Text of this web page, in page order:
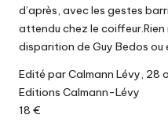
d’après, avec les gestes
attendu chez le
disparition de Guy Bedos ou
Edité par Calmann Lévy, 28
Editions Calmann-Lévy
18 €